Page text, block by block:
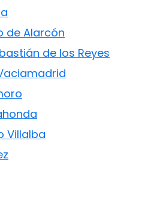
de Alarcón
de los Reyes
Villalba